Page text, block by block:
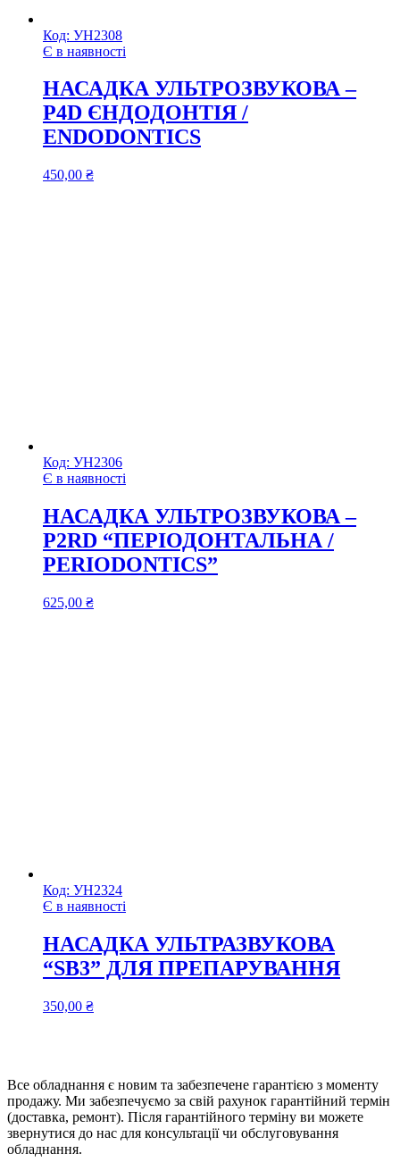
Код: УН2308
Є в наявності
НАСАДКА УЛЬТРОЗВУКОВА –
P4D ЄНДОДОНТІЯ /
ENDODONTICS
450,00 ₴
Код: УН2306
Є в наявності
НАСАДКА УЛЬТРОЗВУКОВА –
P2RD “ПЕРІОДОНТАЛЬНА /
PERIODONTICS”
625,00 ₴
Код: УН2324
Є в наявності
НАСАДКА УЛЬТРАЗВУКОВА
“SB3” ДЛЯ ПРЕПАРУВАННЯ
350,00 ₴
Все обладнання є новим та забезпечене гарантією з моменту
продажу. Ми забезпечуємо за свій рахунок гарантійний термін
(доставка, ремонт). Після гарантійного терміну ви можете
звернутися до нас для консультації чи обслуговування
обладнання.